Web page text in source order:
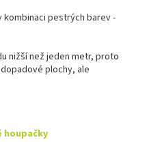
kombinaci pestrých barev -
nižší než jeden metr, proto
plochy, ale
houpačky